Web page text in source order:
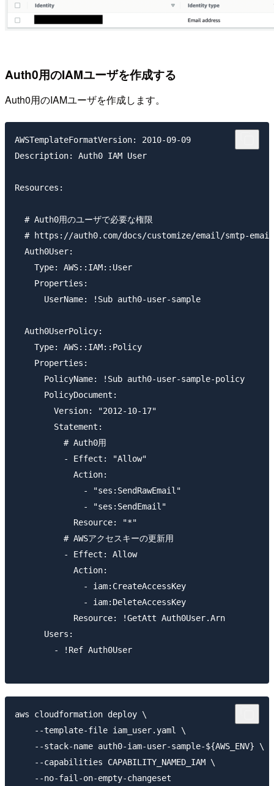
Auth0用のIAMユーザを作成する
Auth0用のIAMユーザを作成します。
AWSTemplateFormatVersion: 2010-09-09
Description: Auth0 IAM User
Resources:
  # Auth0用のユーザで必要な権限
# https://auth0.com/docs/customize/email/smtp-
  Auth0User:
    Type: AWS::IAM::User
    Properties:
      UserName: !Sub auth0-user-sample
  Auth0UserPolicy:
    Type: AWS::IAM::Policy
    Properties:
      PolicyName: !Sub auth0-user-sample-policy
      PolicyDocument:
        Version: "2012-10-17"
        Statement:
          # Auth0用
          - Effect: "Allow"
            Action:
              - "ses:SendRawEmail"
              - "ses:SendEmail"
            Resource: "*"
          # AWSアクセスキーの更新用
          - Effect: Allow
            Action:
              - iam:CreateAccessKey
              - iam:DeleteAccessKey
            Resource: !GetAtt Auth0User.Arn
      Users:
        - !Ref Auth0User
aws cloudformation deploy \
    --template-file iam_user.yaml \
    --stack-name auth0-iam-user-sample-${AWS_ENV} \
    --capabilities CAPABILITY_NAMED_IAM \